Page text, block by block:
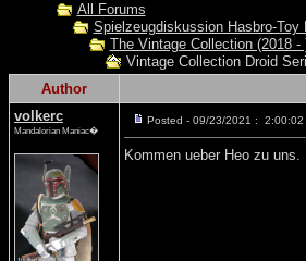
All Forums
Spielzeugdiskussion Hasbro-Toy
The Vintage Collection (2018 -
Vintage Collection Droid
Author
volkerc
Mandalorian Maniac�
Posted - 09/23/2021 : 2:00:02
Kommen ueber Heo zu uns.